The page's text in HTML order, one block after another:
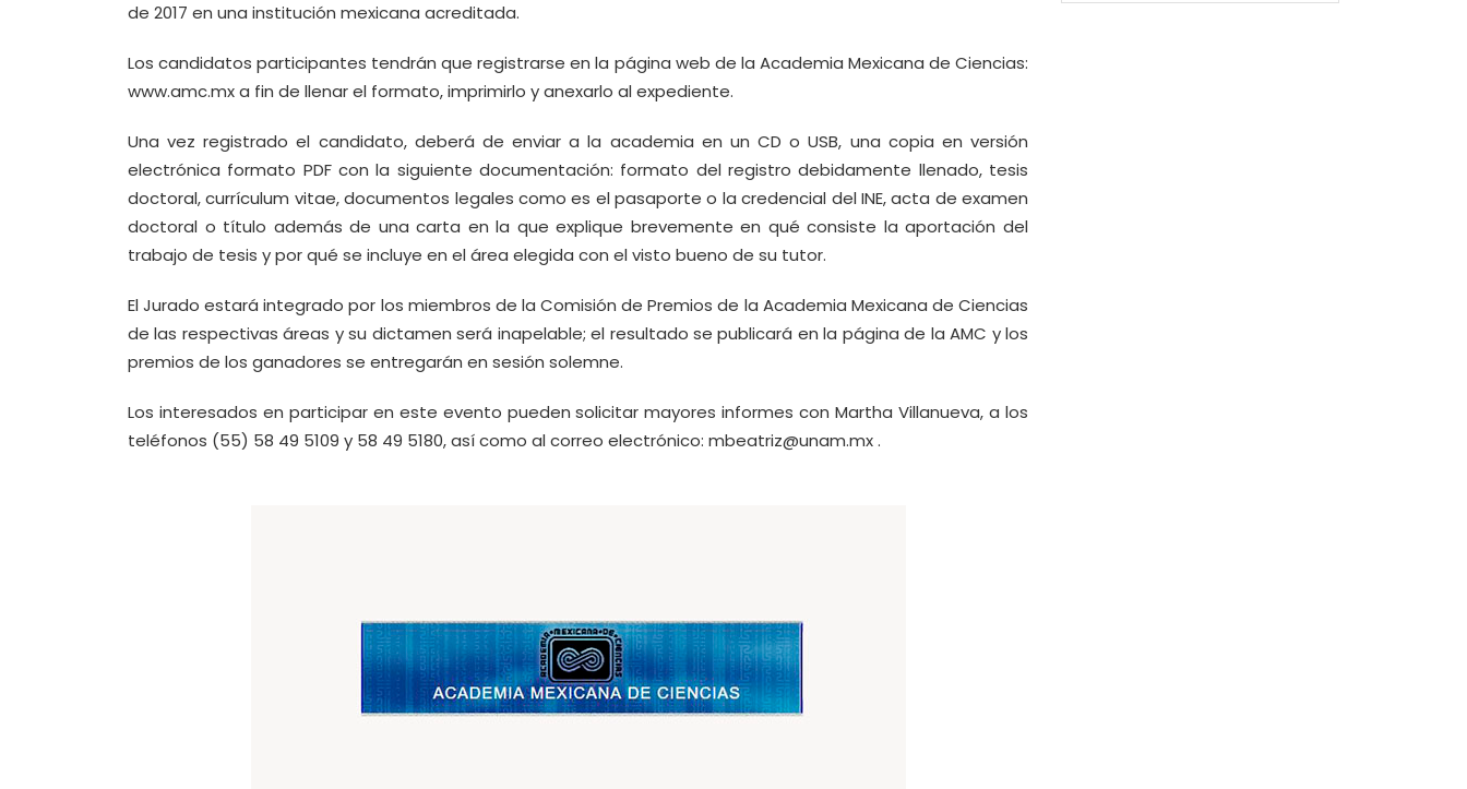
de 2017 en una institución mexicana acreditada.
Los candidatos participantes tendrán que registrarse en la página web de la Academia Mexicana de Ciencias:
www.amc.mx a fin de llenar el formato, imprimirlo y anexarlo al expediente.
Una vez registrado el candidato, deberá de enviar a la academia en un CD o USB, una copia en versión
electrónica formato PDF con la siguiente documentación: formato del registro debidamente llenado, tesis
doctoral, currículum vitae, documentos legales como es el pasaporte o la credencial del INE, acta de examen
doctoral o título además de una carta en la que explique brevemente en qué consiste la aportación del
trabajo de tesis y por qué se incluye en el área elegida con el visto bueno de su tutor.
El Jurado estará integrado por los miembros de la Comisión de Premios de la Academia Mexicana de Ciencias
de las respectivas áreas y su dictamen será inapelable; el resultado se publicará en la página de la AMC y los
premios de los ganadores se entregarán en sesión solemne.
Los interesados en participar en este evento pueden solicitar mayores informes con Martha Villanueva, a los
teléfonos (55) 58 49 5109 y 58 49 5180, así como al correo electrónico: mbeatriz@unam.mx.